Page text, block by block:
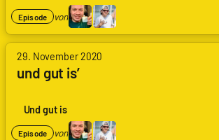
Episode von
29. November 2020
und gut is’
Und gut is
Episode von